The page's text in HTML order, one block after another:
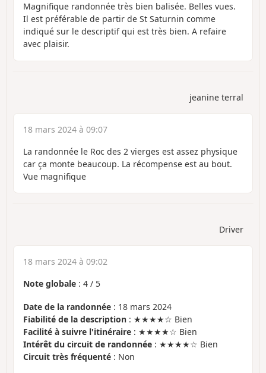
Magnifique randonnée très bien balisée. Belles vues.
Il est préférable de partir de St Saturnin comme
indiqué sur le descriptif qui est très bien. A refaire
avec plaisir.
jeanine terral
18 mars 2024 à 09:07
La randonnée le Roc des 2 vierges est assez physique
car ça monte beaucoup. La récompense est au bout.
Vue magnifique
Driver
18 mars 2024 à 09:02
Note globale : 4 / 5
Date de la randonnée : 18 mars 2024
Fiabilité de la description : ★★★★☆ Bien
Facilité à suivre l'itinéraire : ★★★★☆ Bien
Intérêt du circuit de randonnée : ★★★★☆ Bien
Circuit très fréquenté : Non